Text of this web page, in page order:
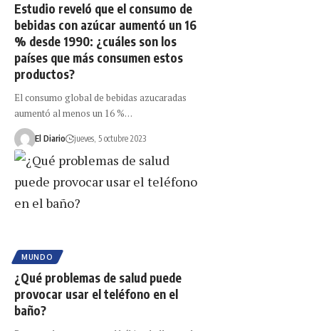
Estudio reveló que el consumo de
bebidas con azúcar aumentó un 16
% desde 1990: ¿cuáles son los
países que más consumen estos
productos?
El consumo global de bebidas azucaradas
aumentó al menos un 16 %…
El Diario jueves, 5 octubre 2023
MUNDO
¿Qué problemas de salud puede
provocar usar el teléfono en el
baño?